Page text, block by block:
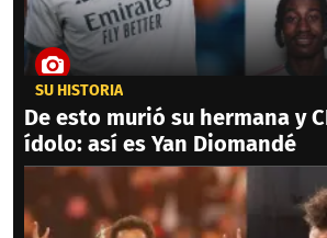
SU HISTORIA
De esto murió su hermana y
ídolo: así es Yan Diomandé